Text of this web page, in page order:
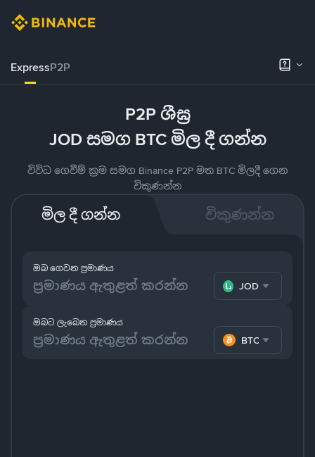
ExpressP2P
P2P ශීඝ්‍ර
JOD සමග BTC මිල දී ගන්න
විවිධ ගෙවීම් ක්‍රම සමග Binance P2P මත BTC මිලදී ගෙන
විකුණන්න
මිල දී ගන්න විකුණන්න
ඔබ ගෙවන ප්‍රමාණය
JOD
ඔබට ලැබෙන ප්‍රමාණය
BTC